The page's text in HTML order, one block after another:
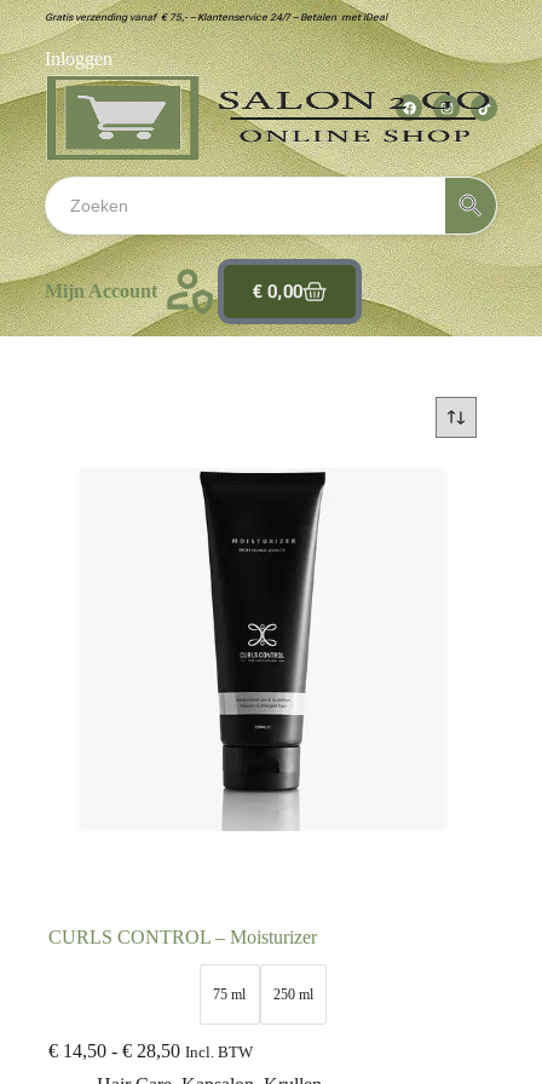
Gratis verzending vanaf € 75,- – Klantenservice 24/7 – Betalen met iDeal
Inloggen
Mijn Account €0,00
CURLS CONTROL – Moisturizer
75 ml 250 ml
€ 14,50 - € 28,50 Incl. BTW